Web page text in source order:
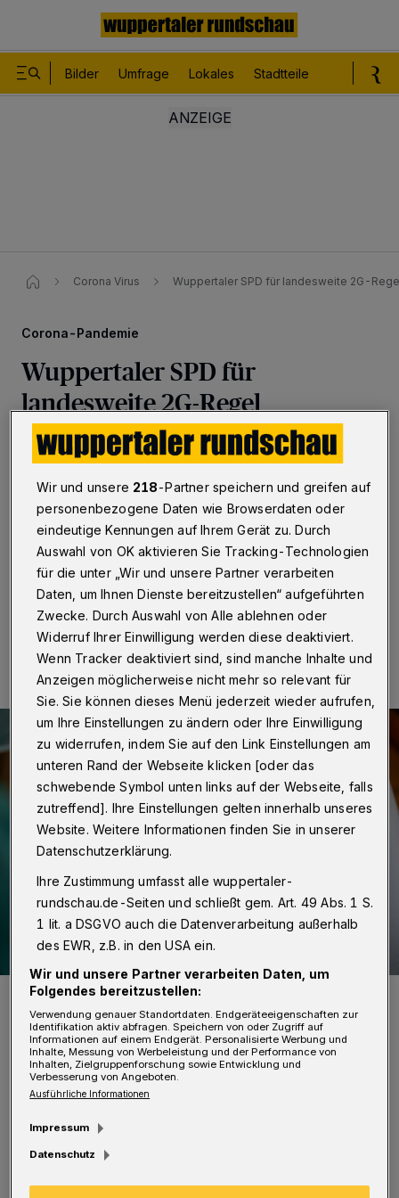
Bilder Umfrage Lokales Stadtteile
Corona Virus Wuppertaler SPD für landesweite 2G-
Corona-Pandemie
Wuppertaler SPD für
landesweite 2G-Regel
Wuppertal / Düsseldorf · Die SPD-Ratsfraktion
spricht sich dafür aus, dass sich die Stadt Wuppertal
durch einen Beschluss des Hauptausschusses sich
dem Appell des nordrhein-westfälischen Städtetages
und anderen anschließt, damit in NRW die 2G-Regel
nach dem so genannten Hamburger Optionsmodell
eingeführt wird.
21.09.2021 , 14:53 Uhr Eine Minute Lesezeit
Impfung gegen Covid19.
Foto: Christoph Petersen
„Ferner erwarten wir, dass Kommunen mit
hohen Inzidenzwerten in die Lage versetzt
werden, eigene Allgemeinverfügungen
Wir und unsere 218-Partner speichern und greifen auf
personenbezogene Daten wie Browserdaten oder
eindeutige Kennungen auf Ihrem Gerät zu. Durch
Auswahl von OK aktivieren Sie Tracking-Technologien
für die unter „Wir und unsere Partner verarbeiten
Daten, um Ihnen Dienste bereitzustellen“ aufgeführten
Zwecke. Durch Auswahl von Alle ablehnen oder
Widerruf Ihrer Einwilligung werden diese deaktiviert.
Wenn Tracker deaktiviert sind, sind manche Inhalte und
Anzeigen möglicherweise nicht mehr so relevant für
Sie. Sie können dieses Menü jederzeit wieder aufrufen,
um Ihre Einstellungen zu ändern oder Ihre Einwilligung
zu widerrufen, indem Sie auf den Link Einstellungen am
unteren Rand der Webseite klicken [oder das
schwebende Symbol unten links auf der Webseite, falls
zutreffend]. Ihre Einstellungen gelten innerhalb unseres
Website. Weitere Informationen finden Sie in unserer
Datenschutzerklärung.
Ihre Zustimmung umfasst alle wuppertaler-
rundschau.de-Seiten und schließt gem. Art. 49 Abs. 1 S.
1 lit. a DSGVO auch die Datenverarbeitung außerhalb
des EWR, z.B. in den USA ein.
Wir und unsere Partner verarbeiten Daten, um
Folgendes bereitzustellen:
Verwendung genauer Standortdaten. Endgeräteeigenschaften zur
Identifikation aktiv abfragen. Speichern von oder Zugriff auf
Informationen auf einem Endgerät. Personalisierte Werbung und
Inhalte, Messung von Werbeleistung und der Performance von
Inhalten, Zielgruppenforschung sowie Entwicklung und
Verbesserung von Angeboten.
Ausführliche Informationen
Impressum
Datenschutz